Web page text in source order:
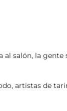
salón, la
artistas de